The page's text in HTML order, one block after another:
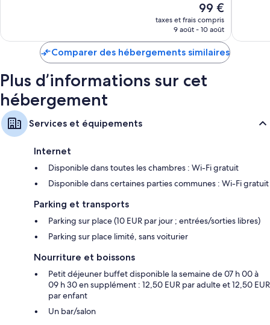
Le
nouveau
prix
de
99 €
taxes et frais compris
9 août - 10 août
Comparer des hébergements similaires
Plus d’informations sur cet
hébergement
Services et équipements
Internet
Disponible dans toutes les chambres : Wi-Fi gratuit
Disponible dans certaines parties communes : Wi-Fi gratuit
Parking et transports
Parking sur place (10 EUR par jour ; entrées/sorties libres)
Parking sur place limité, sans voiturier
Nourriture et boissons
Petit déjeuner buffet disponible la semaine de 07 h 00 à
09 h 30 en supplément : 12,50 EUR par adulte et 12,50 EUR
par enfant
Un bar/salon